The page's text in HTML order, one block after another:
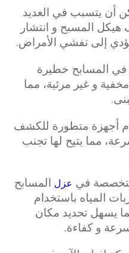
أن يتسبب في العديد
هيكل المسبح و انتشار
إلى تفشي الأمراض.
في المسابح خطيرة
مخفية و غير مرئية، مما
أجهزة متطورة للكشف
مما يتيح لها تجنب
في عزل المسابح
المياه باستخدام
يسهل تحديد مكان
و كفاءة.